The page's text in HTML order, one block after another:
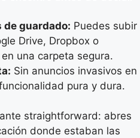
guardado: Puedes subir
Drive, Dropbox o
una carpeta segura.
Sin anuncios invasivos en
pura y dura.
straightforward: abres
donde estaban las